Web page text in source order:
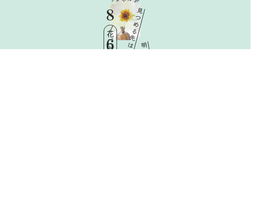
見
つ
め
る
先
は
明
8
6
花ごよみ